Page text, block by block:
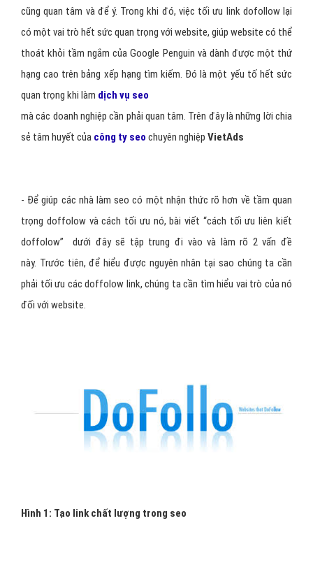
cũng quan tâm và để ý. Trong khi đó, việc tối ưu link dofollow lại
có một vai trò hết sức quan trọng với website, giúp website có thể
thoát khỏi tầm ngắm của Google Penguin và dành được một thứ
hạng cao trên bảng xếp hạng tìm kiếm. Đó là một yếu tố hết sức
quan trọng khi làm dịch vụ seo
mà các doanh nghiệp cần phải quan tâm. Trên đây là những lời chia
sẻ tâm huyết của công ty seo chuyên nghiệp VietAds
- Để giúp các nhà làm seo có một nhận thức rõ hơn về tầm quan
trọng doffolow và cách tối ưu nó, bài viết “cách tối ưu liên kiết
doffolow” dưới đây sẽ tập trung đi vào và làm rõ 2 vấn đề
này. Trước tiên, để hiểu được nguyên nhân tại sao chúng ta cần
phải tối ưu các doffolow link, chúng ta cần tìm hiểu vai trò của nó
đối với website.
Hình 1: Tạo link chất lượng trong seo